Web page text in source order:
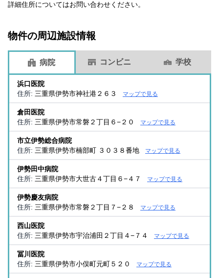
詳細住所についてはお問い合わせください。
物件の周辺施設情報
病院 コンビニ 学校
浜口医院
住所: 三重県伊勢市神社港２６３ マップで見る
倉田医院
住所: 三重県伊勢市常磐２丁目６−２０ マップで見る
市立伊勢総合病院
住所: 三重県伊勢市楠部町 ３０３８番地 マップで見る
伊勢田中病院
住所: 三重県伊勢市大世古４丁目６−４７ マップで見る
伊勢慶友病院
住所: 三重県伊勢市常磐２丁目７−２８ マップで見る
西山医院
住所: 三重県伊勢市宇治浦田２丁目４−７４ マップで見る
冨川医院
住所: 三重県伊勢市小俣町元町５２０ マップで見る